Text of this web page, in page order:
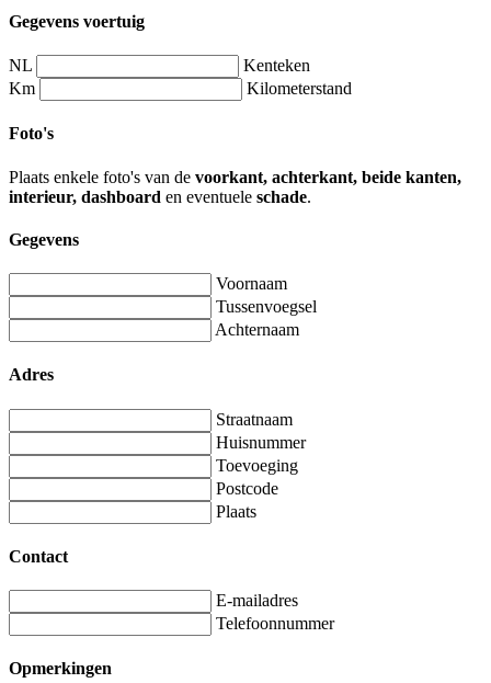
Gegevens voertuig
NL
Kenteken
Km
Kilometerstand
Foto's
Plaats enkele foto's van de voorkant, achterkant, beide kanten,
interieur, dashboard en eventuele schade.
Gegevens
Voornaam
Tussenvoegsel
Achternaam
Adres
Straatnaam
Huisnummer
Toevoeging
Postcode
Plaats
Contact
E-mailadres
Telefoonnummer
Opmerkingen